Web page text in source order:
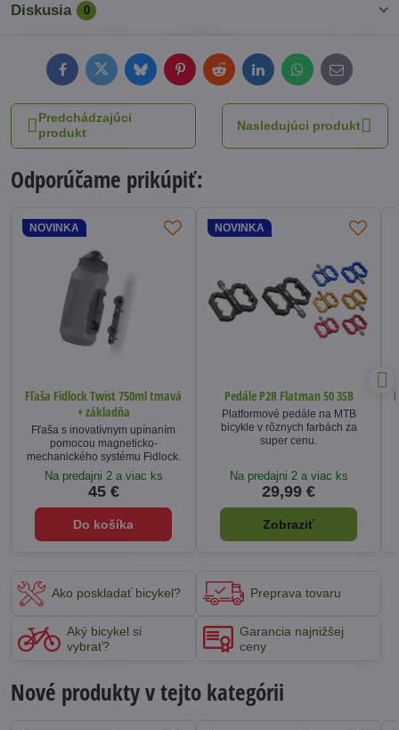
Diskusia 0
FacebookTwitterBlueskyPinterestRedditLinkedInWhatsApp
E-
mail
Predchádzajúci
produkt
Nasledujúci produkt
Odporúčame prikúpiť:
NOVINKA
Fľaša Fidlock Twist 750ml tmavá
+ základňa
Fľaša s inovatívnym upínaním
pomocou magneticko-
mechanického systému Fidlock.
Na predajni 2 a viac ks
45 €
Do košíka
NOVINKA
Pedále P2R Flatman 50 3SB
Platformové pedále na MTB
bicykle v rôznych farbách za
super cenu.
Na predajni 2 a viac ks
29,99 €
Zobraziť
Ako poskladať bicykel? Preprava tovaru
Aký bicykel si
vybrať?
Garancia najnižšej
ceny
Nové produkty v tejto kategórii